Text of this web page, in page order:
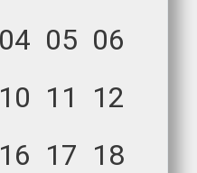
04 05 06
10 11
12
16 17 18